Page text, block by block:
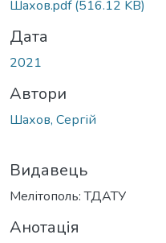
Шахов.pdf(516.12 KB)
Дата
2021
Автори
Шахов, Сергій
Видавець
Мелітополь: ТДАТУ
Анотація